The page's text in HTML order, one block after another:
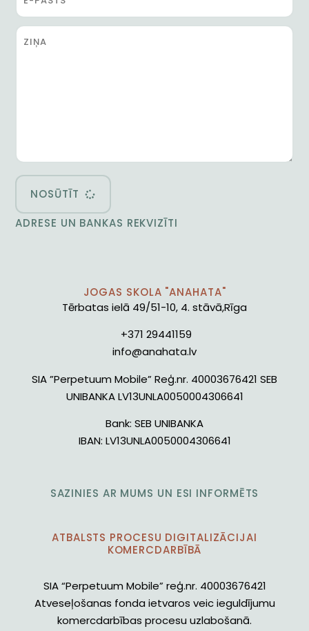
NOSŪTĪT
ADRESE UN BANKAS REKVIZĪTI
JOGAS SKOLA "ANAHATA"
Tērbatas ielā 49/51-10, 4. stāvā,Rīga
+371 29441159
info@anahata.lv
SIA ”Perpetuum Mobile” Reģ.nr. 40003676421 SEB
UNIBANKA LV13UNLA0050004306641
Bank: SEB UNIBANKA
IBAN: LV13UNLA0050004306641
SAZINIES AR MUMS UN ESI INFORMĒTS
ATBALSTS PROCESU DIGITALIZĀCIJAI
KOMERCDARBĪBĀ
SIA “Perpetuum Mobile” reģ.nr. 40003676421
Atveseļošanas fonda ietvaros veic ieguldījumu
komercdarbības procesu uzlabošanā.